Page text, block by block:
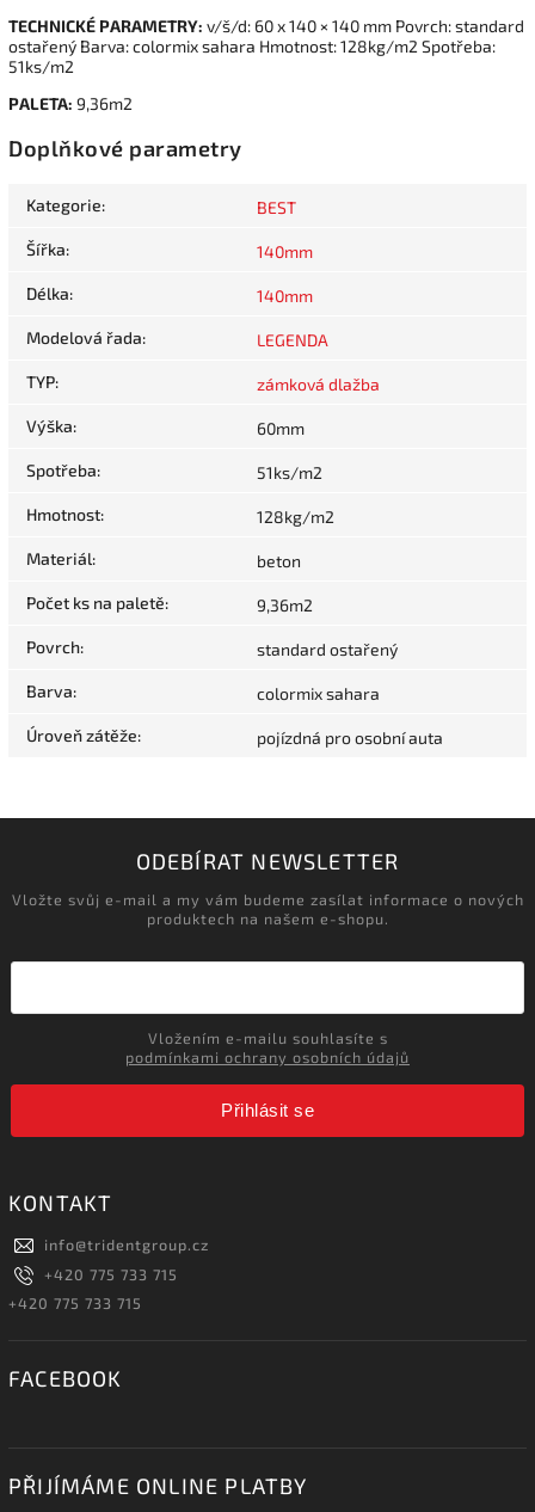
TECHNICKÉ PARAMETRY: v/š/d: 60 x 140 × 140 mm Povrch: standard
ostařený Barva: colormix sahara Hmotnost: 128kg/m2 Spotřeba:
51ks/m2
PALETA: 9,36m2
Doplňkové parametry
Kategorie: BEST
Šířka: 140mm
Délka: 140mm
Modelová řada: LEGENDA
TYP: zámková dlažba
Výška: 60mm
Spotřeba: 51ks/m2
Hmotnost: 128kg/m2
Materiál: beton
Počet ks na paletě: 9,36m2
Povrch: standard ostařený
Barva: colormix sahara
Úroveň zátěže: pojízdná pro osobní auta
ODEBÍRAT NEWSLETTER
Vložte svůj e-mail a my vám budeme zasílat informace o nových
produktech na našem e-shopu.
podmínkami ochrany osobních údajů
Přihlásit se
KONTAKT
info@tridentgroup.cz
+420 775 733 715
+420 775 733 715
FACEBOOK
PŘIJÍMÁME ONLINE PLATBY